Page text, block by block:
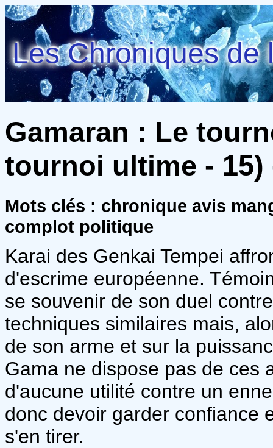
Les Chroniques de
Gamaran : Le
tournoi ultime - 15)
Mots clés : chronique avis
complot politique
Karai des Genkai Tempei
d'escrime européenne.
se souvenir de son duel
techniques similaires mais,
de son arme et sur la
Gama ne dispose pas de ces
d'aucune utilité contre un
donc devoir garder confiance
s'en tirer.